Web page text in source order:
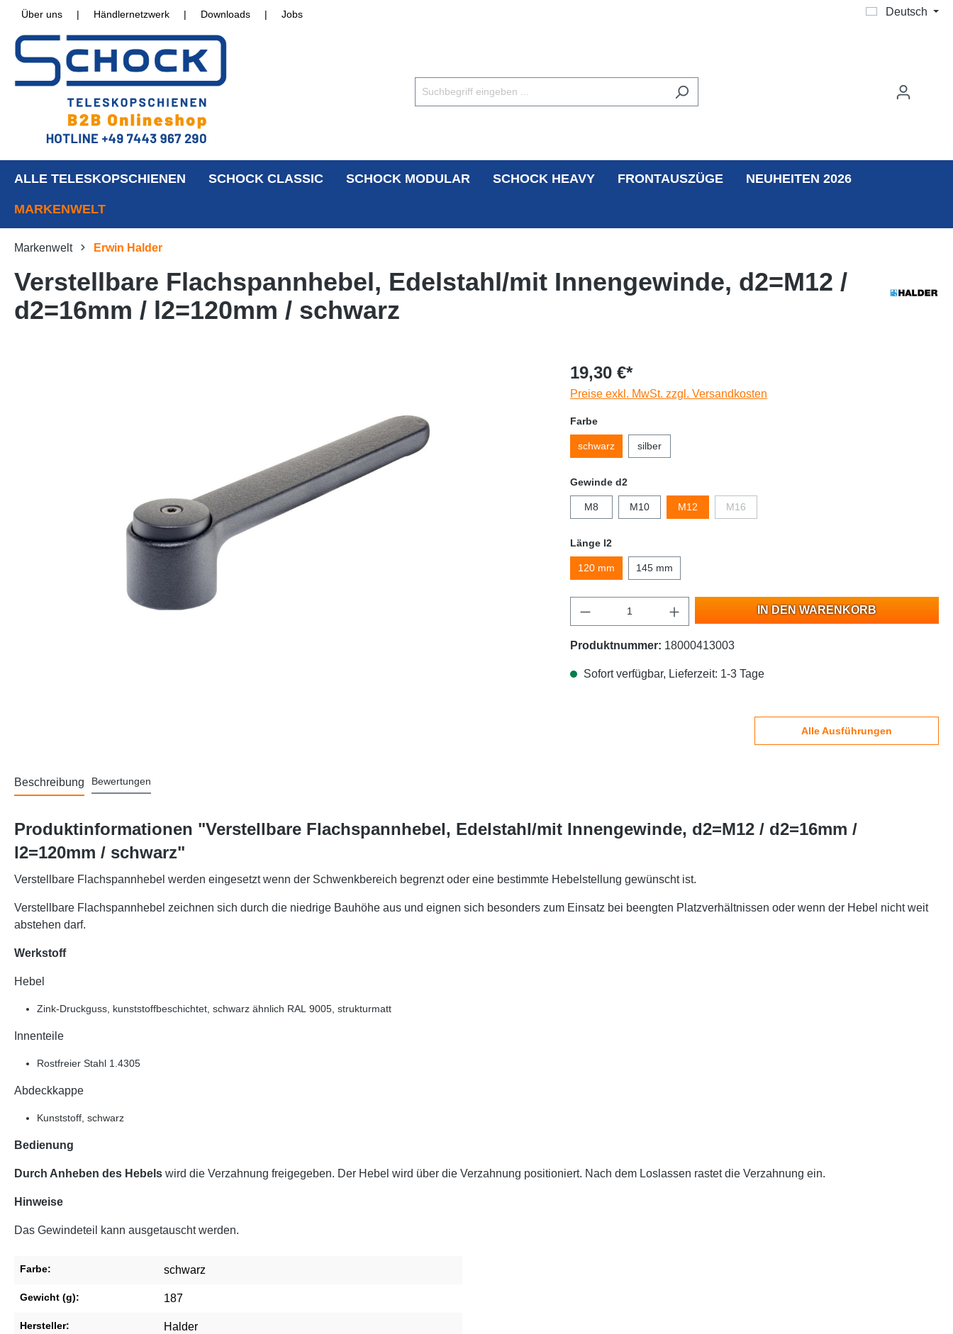
Über uns | Händlernetzwerk | Downloads | Jobs Deutsch
ALLE TELESKOPSCHIENEN SCHOCK CLASSIC SCHOCK MODULAR SCHOCK HEAVY FRONTAUSZÜGE NEUHEITEN 2026
MARKENWELT
Markenwelt Erwin Halder
Verstellbare Flachspannhebel, Edelstahl/mit Innengewinde, d2=M12 /
d2=16mm / l2=120mm / schwarz
19,30 €*
Preise exkl. MwSt. zzgl. Versandkosten
Farbe
schwarz silber
Gewinde d2
M8 M10 M12 M16
Länge l2
120 mm 145 mm
IN DEN WARENKORB
Produktnummer: 18000413003
Sofort verfügbar, Lieferzeit: 1-3 Tage
Alle Ausführungen
Beschreibung Bewertungen
Produktinformationen "Verstellbare Flachspannhebel, Edelstahl/mit Innengewinde, d2=M12 / d2=16mm /
l2=120mm / schwarz"
Verstellbare Flachspannhebel werden eingesetzt wenn der Schwenkbereich begrenzt oder eine bestimmte Hebelstellung gewünscht ist.
Verstellbare Flachspannhebel zeichnen sich durch die niedrige Bauhöhe aus und eignen sich besonders zum Einsatz bei beengten Platzverhältnissen oder wenn der Hebel nicht weit
abstehen darf.
Werkstoff
Hebel
Zink-Druckguss, kunststoffbeschichtet, schwarz ähnlich RAL 9005, strukturmatt
Innenteile
Rostfreier Stahl 1.4305
Abdeckkappe
Kunststoff, schwarz
Bedienung
Durch Anheben des Hebels wird die Verzahnung freigegeben. Der Hebel wird über die Verzahnung positioniert. Nach dem Loslassen rastet die Verzahnung ein.
Hinweise
Das Gewindeteil kann ausgetauscht werden.
Farbe: schwarz
Gewicht (g): 187
Hersteller: Halder